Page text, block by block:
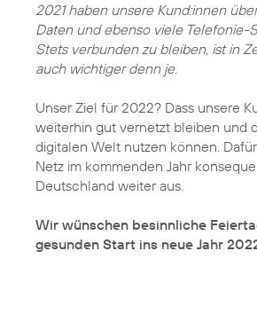
2021 haben unsere Kund:innen
Daten und ebenso viele Telefonie-
Stets verbunden zu bleiben, ist in
Unser Ziel für 2022? Dass unsere
weiterhin gut vernetzt bleiben und
digitalen Welt nutzen können.
Netz im kommenden Jahr
Deutschland weiter aus.
Wir wünschen besinnliche
gesunden Start ins neue Jahr